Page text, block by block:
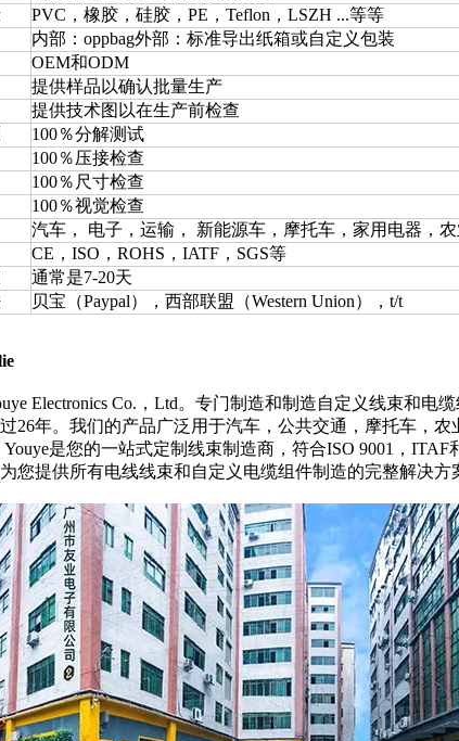
PVC，橡胶，硅胶，PE，Teflon，LSZH ...等等
内部：oppbag外部：标准导出纸箱或自定义包装
OEM和ODM
提供样品以确认批量生产
提供技术图以在生产前检查
100％分解测试
100％压接检查
100％尺寸检查
100％视觉检查
汽车， 电子，运输， 新能源车，摩托车，家用电器，
CE，ISO，ROHS，IATF，SGS等
通常是7-20天
贝宝（Paypal），西部联盟（Western Union），t/t
Electronics Co.，Ltd。专门制造和制造自定义线束和电
26年。我们的产品广泛用于汽车，公共交通，摩托车，
是您的一站式定制线束制造商，符合ISO 9001，
您提供所有电线线束和自定义电缆组件制造的完整解决方